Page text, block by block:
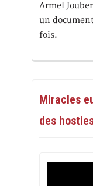
Armel
un
fois.
Miracles
des